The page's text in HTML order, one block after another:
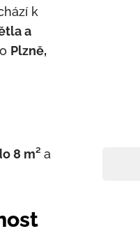
k
a
Plzně,
8 m² a